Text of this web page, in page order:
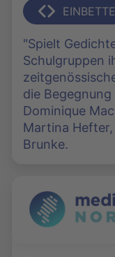
"Spielt
Schulgruppen
die
Dominique
Martina
Brunke.